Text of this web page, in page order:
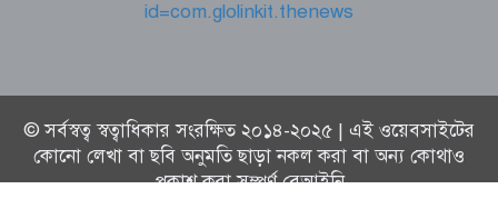
© সর্বস্বত্ব স্বত্বাধিকার সংরক্ষিত ২০১৪-২০২৫ | এই ওয়েবসাইটের
কোনো লেখা বা ছবি অনুমতি ছাড়া নকল করা বা অন্য কোথাও
প্রকাশ করা সম্পূর্ণ বেআইনি